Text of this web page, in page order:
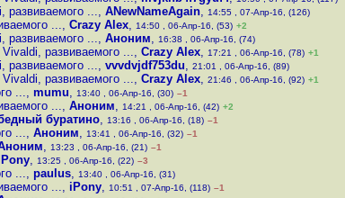
развиваемого ..., ANewNameAgain, 14:55 , 07-Апр-16, (126)
..., Crazy Alex, 14:50 , 06-Апр-16, (53) +2
развиваемого ..., Аноним, 16:38 , 06-Апр-16, (74)
развиваемого ..., Crazy Alex, 17:21 , 06-Апр-16, (78) +1
развиваемого ..., vvvdvjdf753du, 21:01 , 06-Апр-16, (89)
развиваемого ..., Crazy Alex, 21:46 , 06-Апр-16, (92) +1
..., mumu, 13:40 , 06-Апр-16, (30) –1
..., Аноним, 14:21 , 06-Апр-16, (42) +2
буратино, 13:16 , 06-Апр-16, (18) –1
..., Аноним, 13:41 , 06-Апр-16, (32) –1
, 13:23 , 06-Апр-16, (21) –1
, 13:25 , 06-Апр-16, (22) –3
..., paulus, 13:40 , 06-Апр-16, (31)
..., iPony, 10:51 , 07-Апр-16, (118) –1